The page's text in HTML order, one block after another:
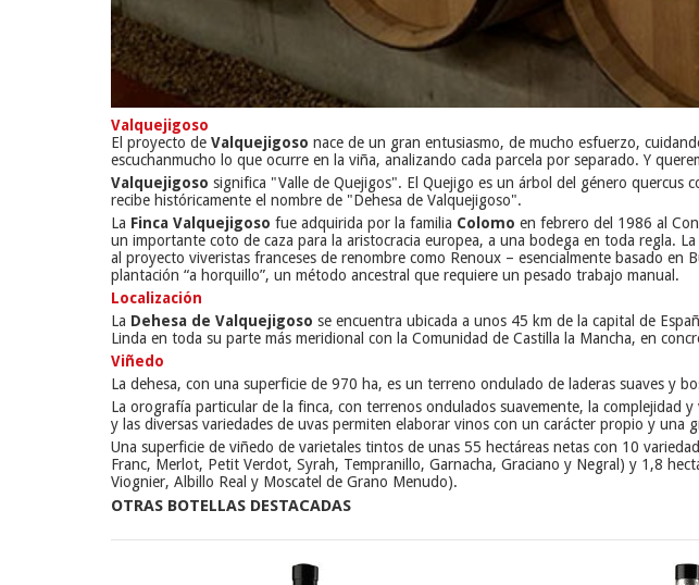
Valquejigoso
El proyecto de Valquejigoso nace de un gran entusiasmo, de mucho esfuerzo,
escuchanmucho lo que ocurre en la viña, analizando cada parcela por separado. Y
Valquejigoso significa "Valle de Quejigos". El Quejigo es un árbol del género quercus
recibe históricamente el nombre de "Dehesa de Valquejigoso".
La Finca Valquejigoso fue adquirida por la familia Colomo en febrero del 1986 al
un importante coto de caza para la aristocracia europea, a una bodega en toda regla.
al proyecto viveristas franceses de renombre como Renoux – esencialmente basado
plantación “a horquillo”, un método ancestral que requiere un pesado trabajo manual.
Localización
La Dehesa de Valquejigoso se encuentra ubicada a unos 45 km de la capital de
Linda en toda su parte más meridional con la Comunidad de Castilla la Mancha, en
Viñedo
La dehesa, con una superficie de 970 ha, es un terreno ondulado de laderas suaves y
La orografía particular de la finca, con terrenos ondulados suavemente, la complejidad
y las diversas variedades de uvas permiten elaborar vinos con un carácter propio y una
Una superficie de viñedo de varietales tintos de unas 55 hectáreas netas con 10
Franc, Merlot, Petit Verdot, Syrah, Tempranillo, Garnacha, Graciano y Negral) y 1,8
Viognier, Albillo Real y Moscatel de Grano Menudo).
OTRAS BOTELLAS DESTACADAS